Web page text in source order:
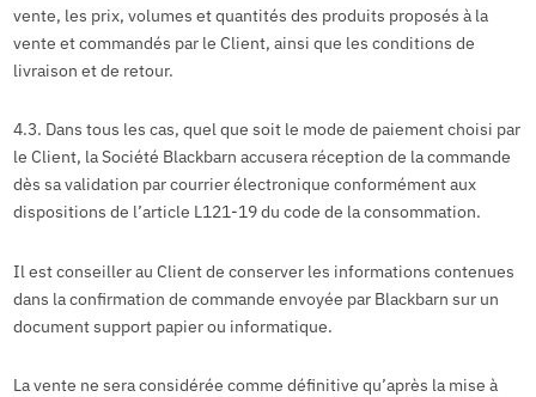
vente, les prix, volumes et quantités des produits proposés à la
vente et commandés par le Client, ainsi que les conditions de
livraison et de retour.
4.3. Dans tous les cas, quel que soit le mode de paiement choisi par
le Client, la Société Blackbarn accusera réception de la commande
dès sa validation par courrier électronique conformément aux
dispositions de l’article L121-19 du code de la consommation.
Il est conseiller au Client de conserver les informations contenues
dans la confirmation de commande envoyée par Blackbarn sur un
document support papier ou informatique.
La vente ne sera considérée comme définitive qu’après la mise à